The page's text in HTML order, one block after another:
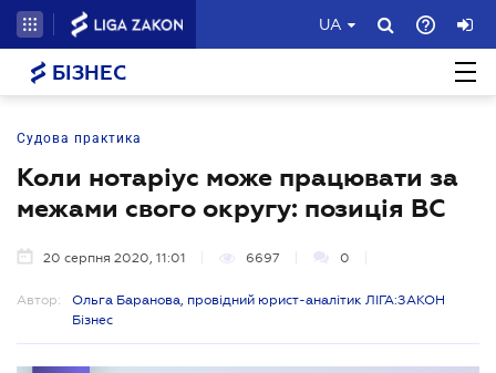
UA
БІЗНЕС
Судова практика
Коли нотаріус може працювати за
межами свого округу: позиція ВС
20 серпня 2020, 11:01 6697 0
Автор:
Ольга Баранова, провідний юрист-аналітик ЛІГА:ЗАКОН
Бізнес